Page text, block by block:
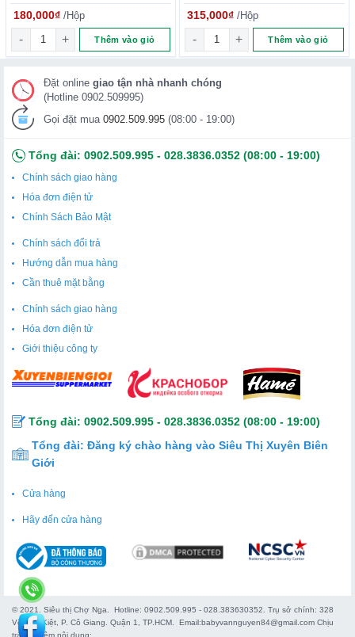
của răng.
Bột trắng răng Fito Nga làm răng trắng tự nhiên.
Răng trở lại độ trắng hoàn hảo nhờ bột trắng răng Nga.
hợp suy giảm chất lượng men răng, răng ố vàng, xỉn màu
do hóa chất hay do tuổi tác
180,000₫ /Hộp
Kem Nám Achromin - 45ml số lượng
Thêm vào giỏ
315,000₫ /Hộp
Vitamin E đỏ Nga 400mg số
Thêm vào giỏ
lượng
Đặt online giao tận nhà nhanh chóng
(Hotline 0902.509995)
Gọi đặt mua 0902.509.995 (08:00 - 19:00)
Tổng đài: 0902.509.995 - 028.3836.0352 (08:00 - 19:00)
Chính sách giao hàng
Hóa đơn điện tử
Chính Sách Bảo Mật
Chính sách đổi trả
Hướng dẫn mua hàng
Cần thuê mặt bằng
Chính sách giao hàng
Hóa đơn điện tử
Giới thiệu công ty
Tổng đài: 0902.509.995 - 028.3836.0352 (08:00 - 19:00)
Tổng đài: Đăng ký chào hàng vào Siêu Thị Xuyên Biên
Giới
Cửa hàng
Hãy đến cửa hàng
© 2021. Siêu thị Chợ Nga. Hotline: 0902.509.995 - 028.383630352. Trụ sở chính: 328
Võ Văn Kiệt, P. Cô Giang. Quận 1, TP.HCM. Email:babyvannguyen84@gmail.com Chịu
trách nhiệm nội dung: